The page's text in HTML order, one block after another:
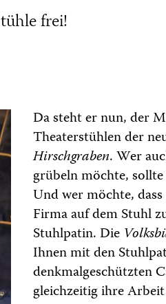
frei!
Da steht er nun, der
Theaterstühlen der
Hirschgraben. Wer
grübeln möchte,
Und wer möchte,
Firma auf dem Stuhl
Stuhlpatin. Die
Ihnen mit den
denkmalgeschützten
gleichzeitig ihre